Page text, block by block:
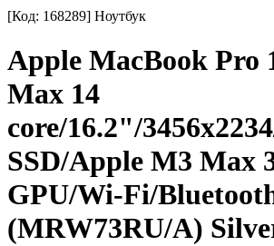
[Код: 168289] Ноутбук
Apple MacBook Pro
Max 14
core/16.2"/
SSD/Apple M3 Max
GPU/Wi-Fi/
(MRW73RU/A)